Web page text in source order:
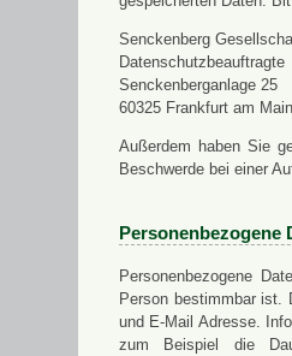
Senckenberg
Datenschutzbeauftragte
Senckenberganlage 25
60325 Frankfurt am Main
Außerdem haben Sie
Beschwerde bei einer
Personenbezogene
Personenbezogene
Person bestimmbar ist.
und E-Mail Adresse.
zum Beispiel die